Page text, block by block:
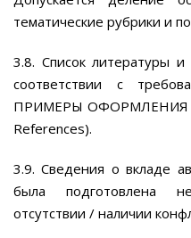
тематические рубрики и
3.8. Список литературы
соответствии с
ПРИМЕРЫ ОФОРМЛЕНИЯ
References).
3.9. Сведения о вкладе
была подготовлена
отсутствии / наличии